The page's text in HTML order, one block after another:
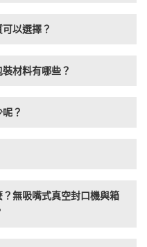
以選擇？
材料有哪些？
？
無吸嘴式真空封口機與箱